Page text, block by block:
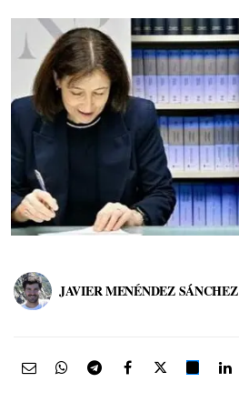
JAVIER MENÉNDEZ SÁNCHEZ